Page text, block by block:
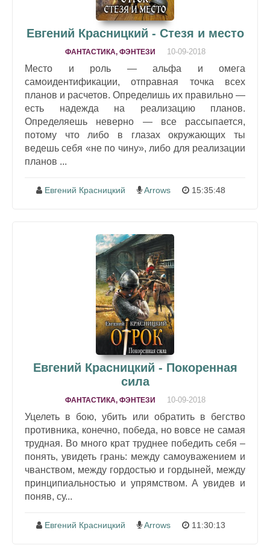
Евгений Красницкий - Стезя и место
ФАНТАСТИКА, ФЭНТЕЗИ 10-09-2018
Место и роль — альфа и омега
самоидентификации, отправная точка всех
планов и расчетов. Определишь их правильно —
есть надежда на реализацию планов.
Определяешь неверно — все рассыпается,
потому что либо в глазах окружающих ты
ведешь себя «не по чину», либо для реализации
планов ...
Евгений Красницкий Arrows 15:35:48
Евгений Красницкий - Покоренная
сила
ФАНТАСТИКА, ФЭНТЕЗИ 10-09-2018
Уцелеть в бою, убить или обратить в бегство
противника, конечно, победа, но вовсе не самая
трудная. Во много крат труднее победить себя –
понять, увидеть грань: между самоуважением и
чванством, между гордостью и гордыней, между
принципиальностью и упрямством. А увидев и
поняв, су...
Евгений Красницкий Arrows 11:30:13